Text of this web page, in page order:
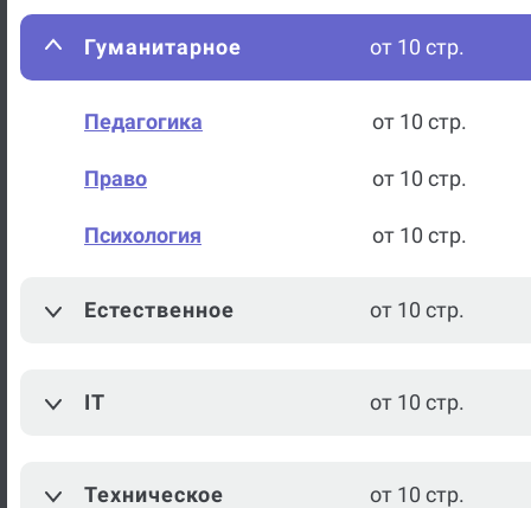
Гуманитарное от 10 стр.
Педагогика от 10 стр.
Право от 10 стр.
Психология от 10 стр.
Естественное от 10 стр.
IT от 10 стр.
Техническое от 10 стр.